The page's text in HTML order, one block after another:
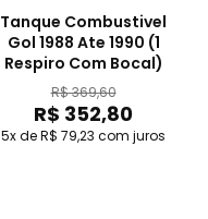
Tanque Combustivel
Gol 1988 Ate 1990 (1
Respiro Com Bocal)
R$ 369,60
R$ 352,80
5x de R$ 79,23 com juros